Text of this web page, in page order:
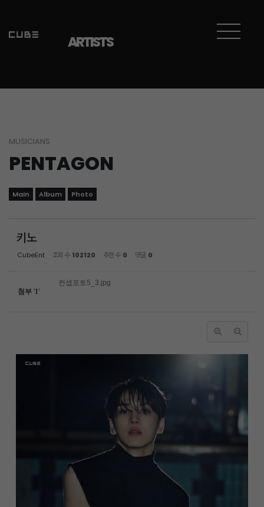
ARTISTS
MUSICIANS
PENTAGON
Main Album Photo
키노
CubeEnt 조회 수 102120 추천 수 0 댓글 0
첨부 '1'
컨셉포토5_3.jpg